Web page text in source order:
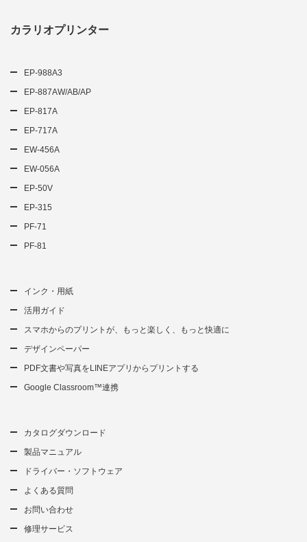
カラリオプリンター
EP-988A3
EP-887AW/AB/AP
EP-817A
EP-717A
EW-456A
EW-056A
EP-50V
EP-315
PF-71
PF-81
インク・用紙
活用ガイド
スマホからのプリントが、もっと楽しく、もっと快適に
デザインペーパー
PDF文書や写真をLINEアプリからプリントする
Google Classroom™連携
カタログダウンロード
製品マニュアル
ドライバー・ソフトウェア
よくある質問
お問い合わせ
修理サービス